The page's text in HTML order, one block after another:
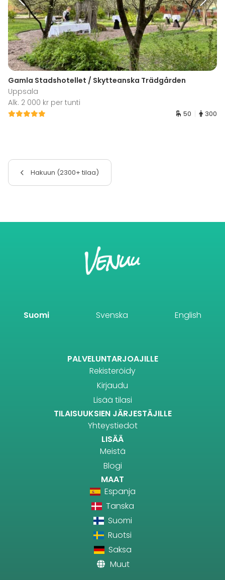
Gamla Stadshotellet / Skytteanska Trädgården
Uppsala
Alk. 2 000 kr per tunti
50 300
Hakuun (2300+ tilaa)
Suomi Svenska English
PALVELUNTARJOAJILLE
Rekisteröidy
Kirjaudu
Lisää tilasi
TILAISUUKSIEN JÄRJESTÄJILLE
Yhteystiedot
LISÄÄ
Meistä
Blogi
MAAT
Espanja
Tanska
Suomi
Ruotsi
Saksa
Muut